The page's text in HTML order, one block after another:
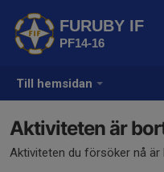
Till hemsidan
FURUBY IF
PF14-16
Aktiviteten är
Aktiviteten du försöker nå